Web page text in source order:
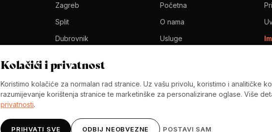
Zagreb
Split
Dubrovnik
Zadar
Rovinj
Početna
O nama
Usluge
Kolačići i privatnost
Koristimo kolačiće za normalan rad stranice. Uz vašu privolu, koristimo i analitičke
razumijevanje korištenja stranice te marketinške za personalizirane oglase. Više
privatnosti.
PRIHVATI SVE ODBIJ NEOBVEZNE POSTAVI SAM